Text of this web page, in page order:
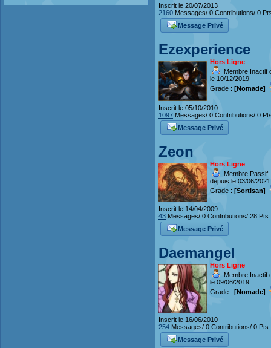
Inscrit le 20/07/2013
2160 Messages/ 0 Contributions/ 0
Message Privé
Ezexperience
Hors Ligne
Membre Inactif
le 10/12/2019
Grade : [Nomade]
Inscrit le 05/10/2010
1097 Messages/ 0 Contributions/ 0
Message Privé
Zeon
Hors Ligne
Membre Passif
depuis le 03/06/2021
Grade : [Sortisan]
Inscrit le 14/04/2009
43 Messages/ 0 Contributions/ 28 Pts
Message Privé
Daemangel
Hors Ligne
Membre Inactif
le 09/06/2019
Grade : [Nomade]
Inscrit le 16/06/2010
254 Messages/ 0 Contributions/ 0 Pts
Message Privé